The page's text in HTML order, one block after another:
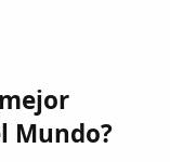
Mundo?